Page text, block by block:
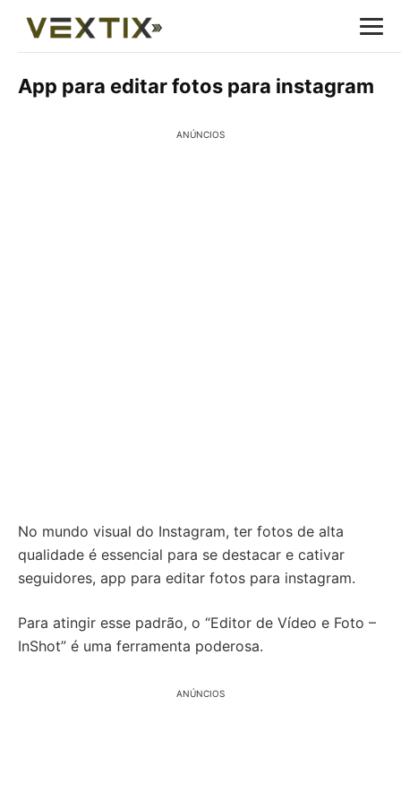
App para editar fotos para instagram
ANÚNCIOS
No mundo visual do Instagram, ter fotos de alta
qualidade é essencial para se destacar e cativar
seguidores, app para editar fotos para instagram.
Para atingir esse padrão, o “Editor de Vídeo e Foto –
InShot” é uma ferramenta poderosa.
ANÚNCIOS